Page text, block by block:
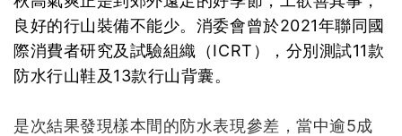
良好的行山裝備不能少。消委會曾於2021年聯同國
際消費者研究及試驗組織（ICRT），分別測試11款
防水行山鞋及13款行山背囊。
是次結果發現樣本間的防水表現參差，當中逾5成